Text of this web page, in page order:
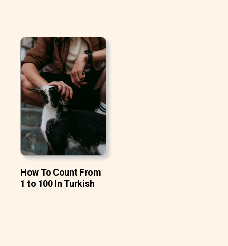
How To Count From
1 to 100 In Turkish